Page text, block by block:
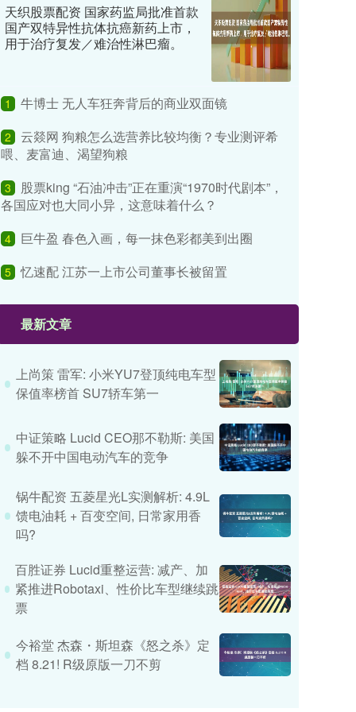
天织股票配资 国家药监局批准首款
国产双特异性抗体抗癌新药上市，
用于治疗复发／难治性淋巴瘤。
1 牛博士 无人车狂奔背后的商业双面镜
2
云燚网 狗粮怎么选营养比较均衡？专业测评希
喂、麦富迪、渴望狗粮
3
股票king “石油冲击”正在重演“1970时代剧本”，
各国应对也大同小异，这意味着什么？
4 巨牛盈 春色入画，每一抹色彩都美到出圈
5 忆速配 江苏一上市公司董事长被留置
最新文章
上尚策 雷军: 小米YU7登顶纯电车型
保值率榜首 SU7轿车第一
中证策略 Lucid CEO那不勒斯: 美国
躲不开中国电动汽车的竞争
锅牛配资 五菱星光L实测解析: 4.9L
馈电油耗 + 百变空间, 日常家用香
吗?
百胜证券 Lucid重整运营: 减产、加
紧推进Robotaxi、性价比车型继续跳
票
今裕堂 杰森・斯坦森《怒之杀》定
档 8.21! R级原版一刀不剪